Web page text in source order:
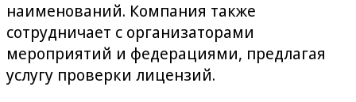
наименований. Компания также
сотрудничает с организаторами
мероприятий и федерациями, предлагая
услугу проверки лицензий.